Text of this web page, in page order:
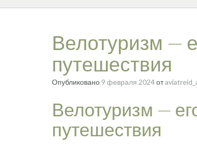
Велотуризм —
путешествия
Опубликовано 9 февраля 2024от
Велотуризм —
путешествия